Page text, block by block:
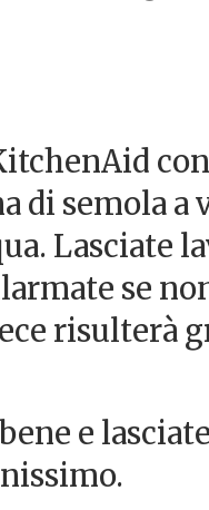
di semola a
Lasciate
se
risulterà
e